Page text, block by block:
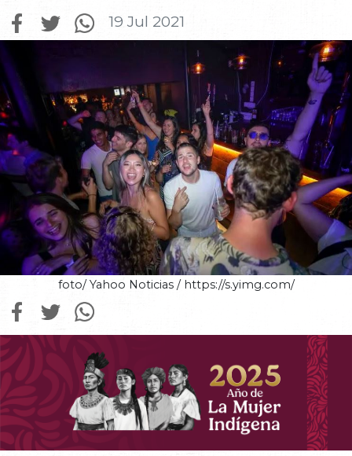
19 Jul 2021
foto/ Yahoo Noticias / https://s.yimg.com/